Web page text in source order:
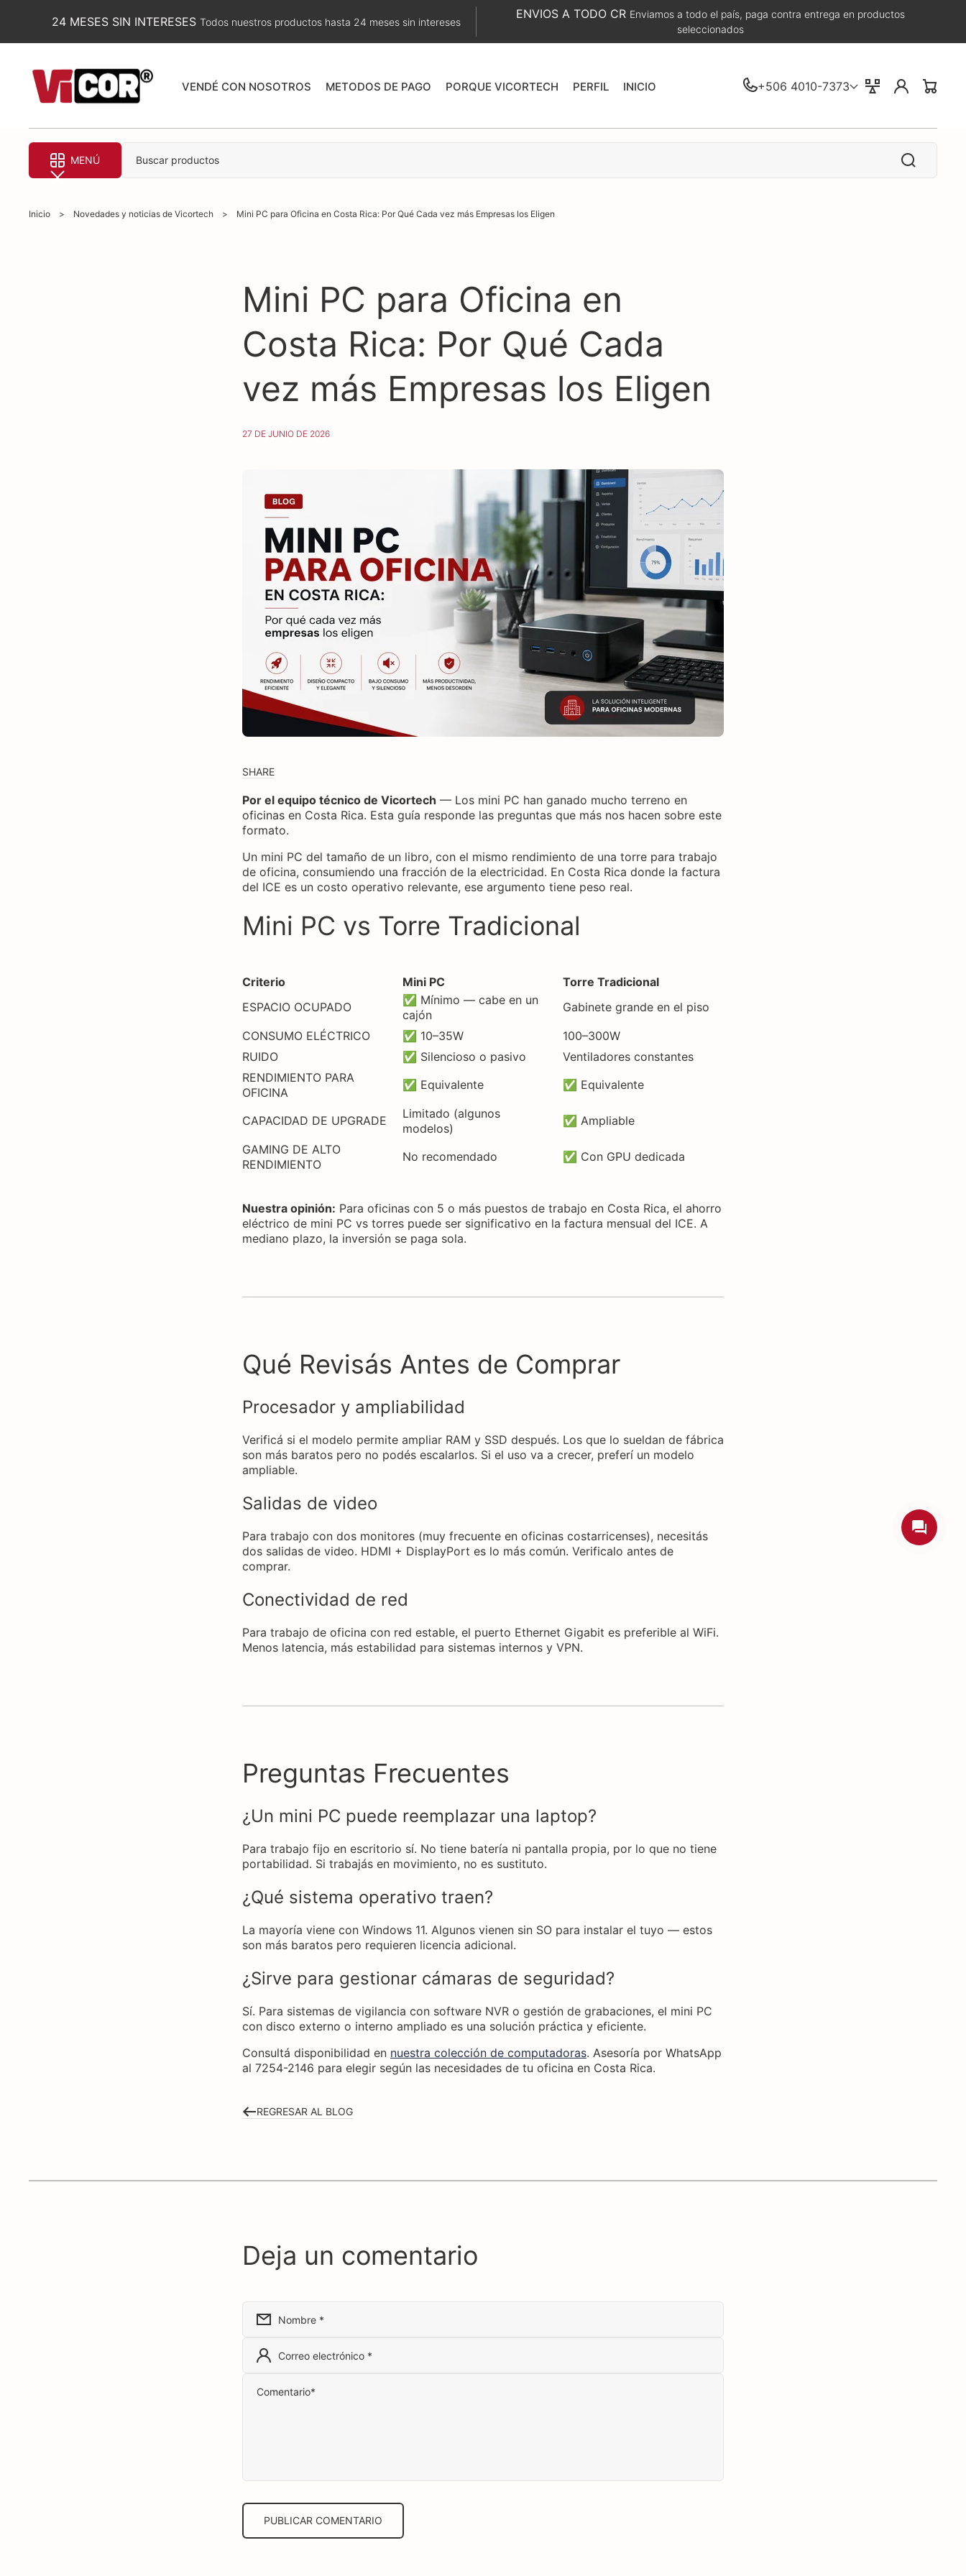
24 MESES SIN INTERESES Todos nuestros productos hasta 24 meses sin intereses
ENVIOS A TODO CR Enviamos a todo el país, paga contra entrega en productos
seleccionados
VENDÉ CON NOSOTROS METODOS DE PAGO PORQUE VICORTECH PERFIL INICIO +506 4010-7373Comparar
Iniciar
sesión
Carrito
MENÚ Buscar productos
Inicio > Novedades y noticias de Vicortech > Mini PC para Oficina en Costa Rica: Por Qué Cada vez más Empresas los Eligen
Mini PC para Oficina en
Costa Rica: Por Qué Cada
vez más Empresas los Eligen
27 DE JUNIO DE 2026
SHARE
Por el equipo técnico de Vicortech — Los mini PC han ganado mucho terreno en
oficinas en Costa Rica. Esta guía responde las preguntas que más nos hacen sobre este
formato.
Un mini PC del tamaño de un libro, con el mismo rendimiento de una torre para trabajo
de oficina, consumiendo una fracción de la electricidad. En Costa Rica donde la factura
del ICE es un costo operativo relevante, ese argumento tiene peso real.
Mini PC vs Torre Tradicional
Criterio Mini PC
Torre Tradicional
ESPACIO OCUPADO
✅ Mínimo — cabe en un
cajón
Gabinete grande en el piso
CONSUMO ELÉCTRICO
✅ 10–35W
100–300W
RUIDO
✅ Silencioso o pasivo
Ventiladores constantes
RENDIMIENTO PARA
OFICINA
✅ Equivalente ✅ Equivalente
CAPACIDAD DE UPGRADE
Limitado (algunos
modelos)
✅ Ampliable
GAMING DE ALTO
RENDIMIENTO
No recomendado ✅ Con GPU dedicada
Nuestra opinión: Para oficinas con 5 o más puestos de trabajo en Costa Rica, el ahorro
eléctrico de mini PC vs torres puede ser significativo en la factura mensual del ICE. A
mediano plazo, la inversión se paga sola.
Qué Revisás Antes de Comprar
Procesador y ampliabilidad
Verificá si el modelo permite ampliar RAM y SSD después. Los que lo sueldan de fábrica
son más baratos pero no podés escalarlos. Si el uso va a crecer, preferí un modelo
ampliable.
Salidas de video
Para trabajo con dos monitores (muy frecuente en oficinas costarricenses), necesitás
dos salidas de video. HDMI + DisplayPort es lo más común. Verificalo antes de
comprar.
Conectividad de red
Para trabajo de oficina con red estable, el puerto Ethernet Gigabit es preferible al WiFi.
Menos latencia, más estabilidad para sistemas internos y VPN.
Preguntas Frecuentes
¿Un mini PC puede reemplazar una laptop?
Para trabajo fijo en escritorio sí. No tiene batería ni pantalla propia, por lo que no tiene
portabilidad. Si trabajás en movimiento, no es sustituto.
¿Qué sistema operativo traen?
La mayoría viene con Windows 11. Algunos vienen sin SO para instalar el tuyo — estos
son más baratos pero requieren licencia adicional.
¿Sirve para gestionar cámaras de seguridad?
Sí. Para sistemas de vigilancia con software NVR o gestión de grabaciones, el mini PC
con disco externo o interno ampliado es una solución práctica y eficiente.
Consultá disponibilidad en nuestra colección de computadoras. Asesoría por WhatsApp
al 7254-2146 para elegir según las necesidades de tu oficina en Costa Rica.
REGRESAR AL BLOG
Deja un comentario
Nombre *
Correo electrónico *
Comentario*
PUBLICAR COMENTARIO